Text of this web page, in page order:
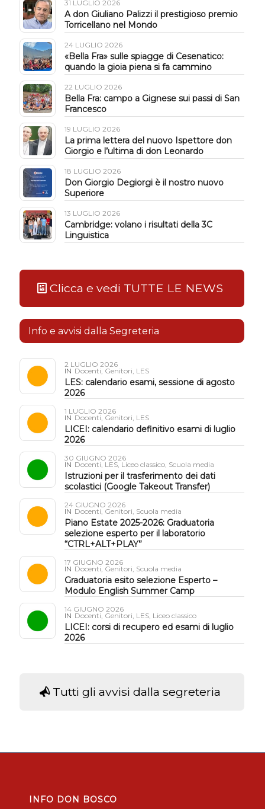
31 LUGLIO 2026
A don Giuliano Palizzi il prestigioso premio
Torricellano nel Mondo
24 LUGLIO 2026
«Bella Fra» sulle spiagge di Cesenatico:
quando la gioia piena si fa cammino
22 LUGLIO 2026
Bella Fra: campo a Gignese sui passi di San
Francesco
19 LUGLIO 2026
La prima lettera del nuovo Ispettore don
Giorgio e l’ultima di don Leonardo
18 LUGLIO 2026
Don Giorgio Degiorgi è il nostro nuovo
Superiore
13 LUGLIO 2026
Cambridge: volano i risultati della 3C
Linguistica
Clicca e vedi TUTTE LE NEWS
Info e avvisi dalla Segreteria
2 LUGLIO 2026
IN Docenti Genitori LES
LES: calendario esami, sessione di agosto
2026
1 LUGLIO 2026
IN Docenti Genitori LES
LICEI: calendario definitivo esami di luglio
2026
30 GIUGNO 2026
IN Docenti LES, Liceo classico, Scuola media
Istruzioni per il trasferimento dei dati
scolastici (Google Takeout Transfer)
24 GIUGNO 2026
IN Docenti Genitori Scuola media
Piano Estate 2025-2026: Graduatoria
selezione esperto per il laboratorio
“CTRL+ALT+PLAY”
17 GIUGNO 2026
IN Docenti Genitori Scuola media
Graduatoria esito selezione Esperto –
Modulo English Summer Camp
14 GIUGNO 2026
IN Docenti Genitori LES, Liceo classico
LICEI: corsi di recupero ed esami di luglio
2026
Tutti gli avvisi dalla segreteria
INFO DON BOSCO